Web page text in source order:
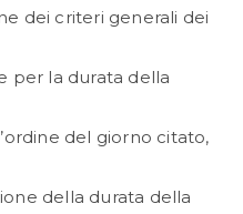
dei criteri generali dei
per la durata della
del giorno citato,
della durata della